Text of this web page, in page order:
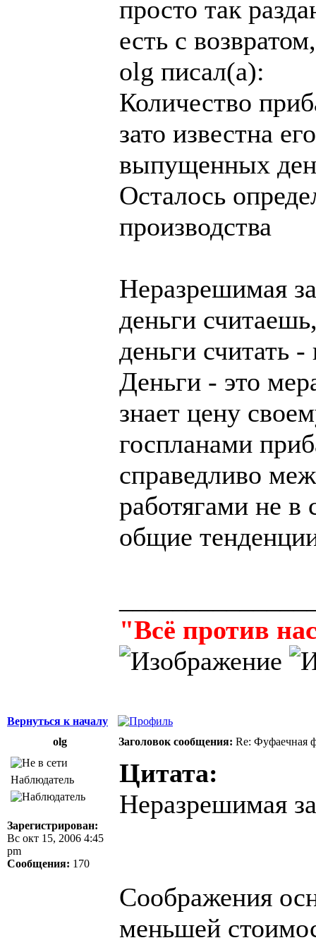
просто так
есть с
olg писал(а):
Количество
зато известна
выпущенных
Осталось
производства
Неразрешимая
деньги
деньги считать
Деньги - это
знает цену
госпланами
справедливо
работягами не в
общие
"Всё против
Вернуться к началу
olg
Заголовок сообщения: Re: Фуфаечная
Наблюдатель
Зарегистрирован:
Вс окт 15, 2006 4:45
pm
Сообщения: 170
Цитата:
Неразрешимая
Соображения
меньшей